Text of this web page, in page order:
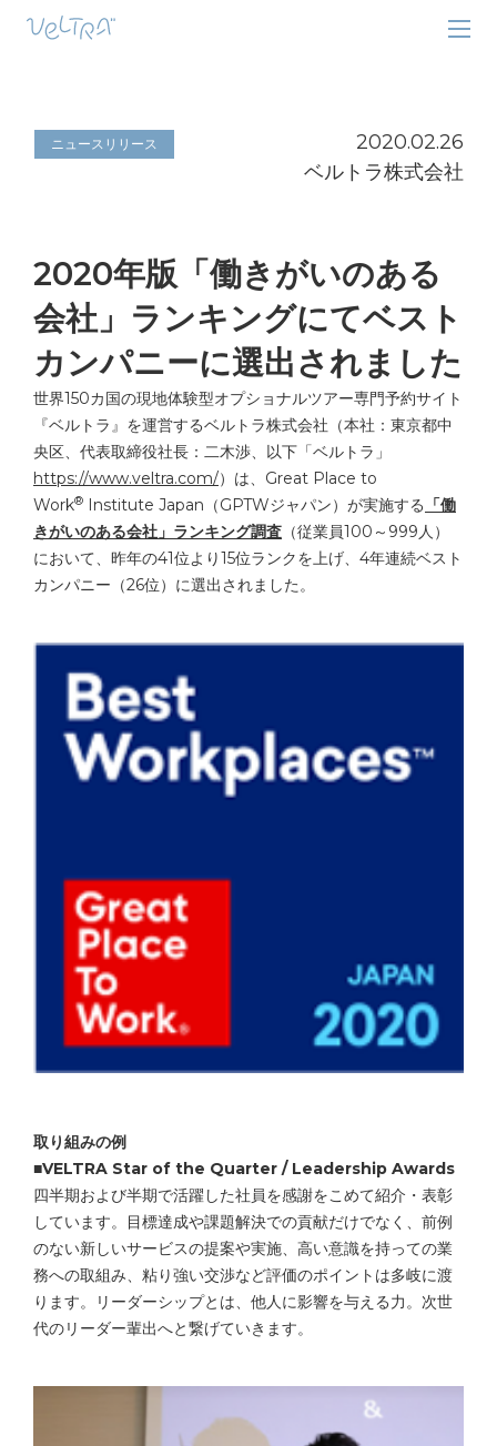
ニュースリリース
2020.02.26
ベルトラ株式会社
2020年版「働きがいのある
会社」ランキングにてベスト
カンパニーに選出されました
世界150カ国の現地体験型オプショナルツアー専門予約サイト
『ベルトラ』を運営するベルトラ株式会社（本社：東京都中
央区、代表取締役社長：二木渉、以下「ベルトラ」
https://www.veltra.com/）は、Great Place to
Work® Institute Japan（GPTWジャパン） が実施する 「働
きがいのある会社」ランキング調査 （従業員100～999人 ）
において、昨年の41位より15位ランクを上げ、4年連続ベスト
カンパニー（26位）に選出されました。
取り組みの例
■VELTRA Star of the Quarter / Leadership Awards
四半期および半期で活躍した社員を感謝をこめて紹介・表彰
しています。目標達成や課題解決での貢献だけでなく、前例
のない新しいサービスの提案や実施、高い意識を持っての業
務への取組み、粘り強い交渉など評価のポイントは多岐に渡
ります。リーダーシップとは、他人に影響を与える力。次世
代のリーダー輩出へと繋げていきます。